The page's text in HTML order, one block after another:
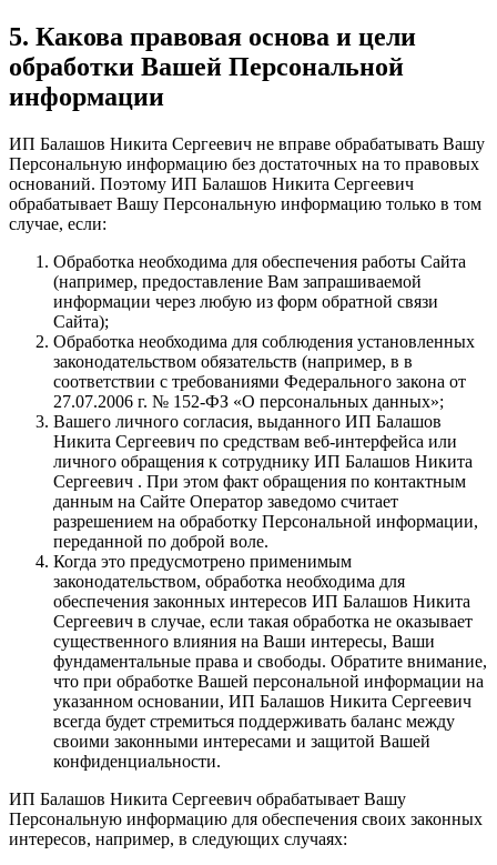
5. Какова правовая основа и цели
обработки Вашей Персональной
информации
ИП Балашов Никита Сергеевич не вправе обрабатывать Вашу
Персональную информацию без достаточных на то правовых
оснований. Поэтому ИП Балашов Никита Сергеевич
обрабатывает Вашу Персональную информацию только в том
случае, если:
Обработка необходима для обеспечения работы Сайта
(например, предоставление Вам запрашиваемой
информации через любую из форм обратной связи
Сайта);
Обработка необходима для соблюдения установленных
законодательством обязательств (например, в в
соответствии с требованиями Федерального закона от
27.07.2006 г. № 152-ФЗ «О персональных данных»;
Вашего личного согласия, выданного ИП Балашов
Никита Сергеевич по средствам веб-интерфейса или
личного обращения к сотруднику ИП Балашов Никита
Сергеевич . При этом факт обращения по контактным
данным на Сайте Оператор заведомо считает
разрешением на обработку Персональной информации,
переданной по доброй воле.
Когда это предусмотрено применимым
законодательством, обработка необходима для
обеспечения законных интересов ИП Балашов Никита
Сергеевич в случае, если такая обработка не оказывает
существенного влияния на Ваши интересы, Ваши
фундаментальные права и свободы. Обратите внимание,
что при обработке Вашей персональной информации на
указанном основании, ИП Балашов Никита Сергеевич
всегда будет стремиться поддерживать баланс между
своими законными интересами и защитой Вашей
конфиденциальности.
ИП Балашов Никита Сергеевич обрабатывает Вашу
Персональную информацию для обеспечения своих законных
интересов, например, в следующих случаях: